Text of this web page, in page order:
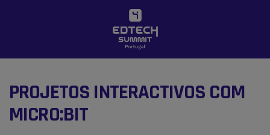
PROJETOS INTERACTIVOS COM
MICRO:BIT